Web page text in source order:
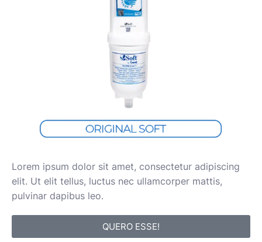
Lorem ipsum dolor sit amet, consectetur adipiscing
elit. Ut elit tellus, luctus nec ullamcorper mattis,
pulvinar dapibus leo.
QUERO ESSE!